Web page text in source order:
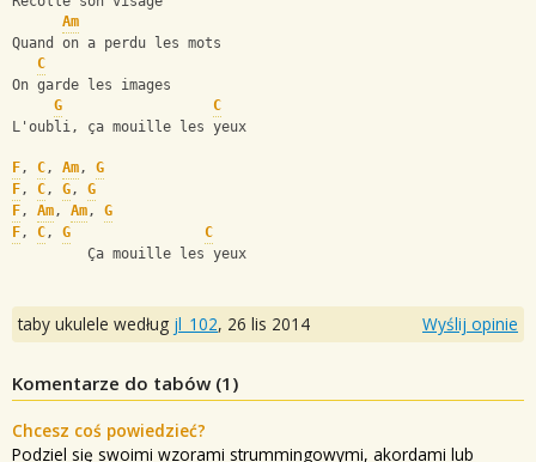
Am
Quand on a perdu les mots
C
On garde les images
G
C
L'oubli, ça mouille les yeux
F, C, Am, G
F, C, G, G
F, Am, Am, G
F, C, G
C
         Ça mouille les yeux
taby ukulele według jl_102, 26 lis 2014 Wyślij opinie
Komentarze do tabów (1 )
Chcesz coś powiedzieć?
Podziel się swoimi wzorami strummingowymi, akordami lub